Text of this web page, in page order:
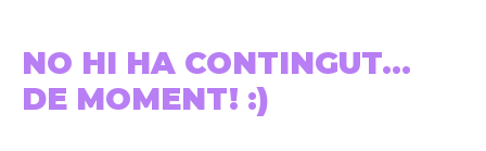
NO HI HA CONTINGUT...
DE MOMENT! :)